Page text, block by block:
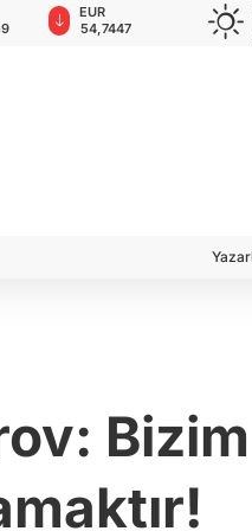
GBP
63,8357
CHF
Bizim